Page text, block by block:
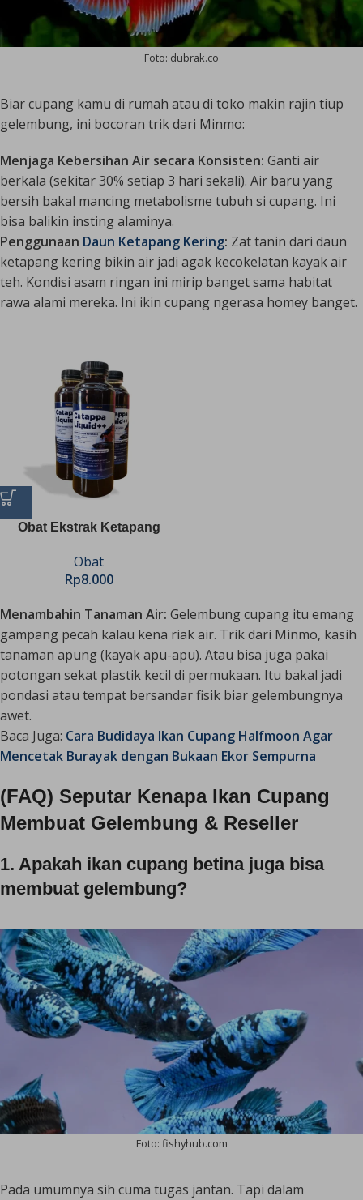
Foto: dubrak.co
Biar cupang kamu di rumah atau di toko makin rajin tiup
gelembung, ini bocoran trik dari Minmo:
Menjaga Kebersihan Air secara Konsisten: Ganti air
berkala (sekitar 30% setiap 3 hari sekali). Air baru yang
bersih bakal mancing metabolisme tubuh si cupang. Ini
bisa balikin insting alaminya.
Penggunaan Daun Ketapang Kering: Zat tanin dari daun
ketapang kering bikin air jadi agak kecokelatan kayak air
teh. Kondisi asam ringan ini mirip banget sama habitat
rawa alami mereka. Ini ikin cupang ngerasa homey banget.
Obat Ekstrak Ketapang
Obat
Rp8.000
Menambahin Tanaman Air: Gelembung cupang itu emang
gampang pecah kalau kena riak air. Trik dari Minmo, kasih
tanaman apung (kayak apu-apu). Atau bisa juga pakai
potongan sekat plastik kecil di permukaan. Itu bakal jadi
pondasi atau tempat bersandar fisik biar gelembungnya
awet.
Baca Juga: Cara Budidaya Ikan Cupang Halfmoon Agar
Mencetak Burayak dengan Bukaan Ekor Sempurna
(FAQ) Seputar Kenapa Ikan Cupang
Membuat Gelembung & Reseller
1. Apakah ikan cupang betina juga bisa
membuat gelembung?
Foto: fishyhub.com
Pada umumnya sih cuma tugas jantan. Tapi dalam